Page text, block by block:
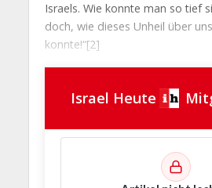
Israels. Wie konnte man so tief
doch, wie dieses Unheil über
konnte!“[2]
Israel Heute